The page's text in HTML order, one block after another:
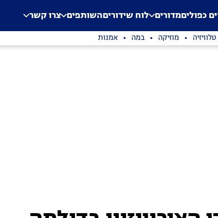
Application error: a
. כפוליםמדורים לוח שידוריםהשותפים צרו קשר
טלוויזיה מוזיקה במה אמנות